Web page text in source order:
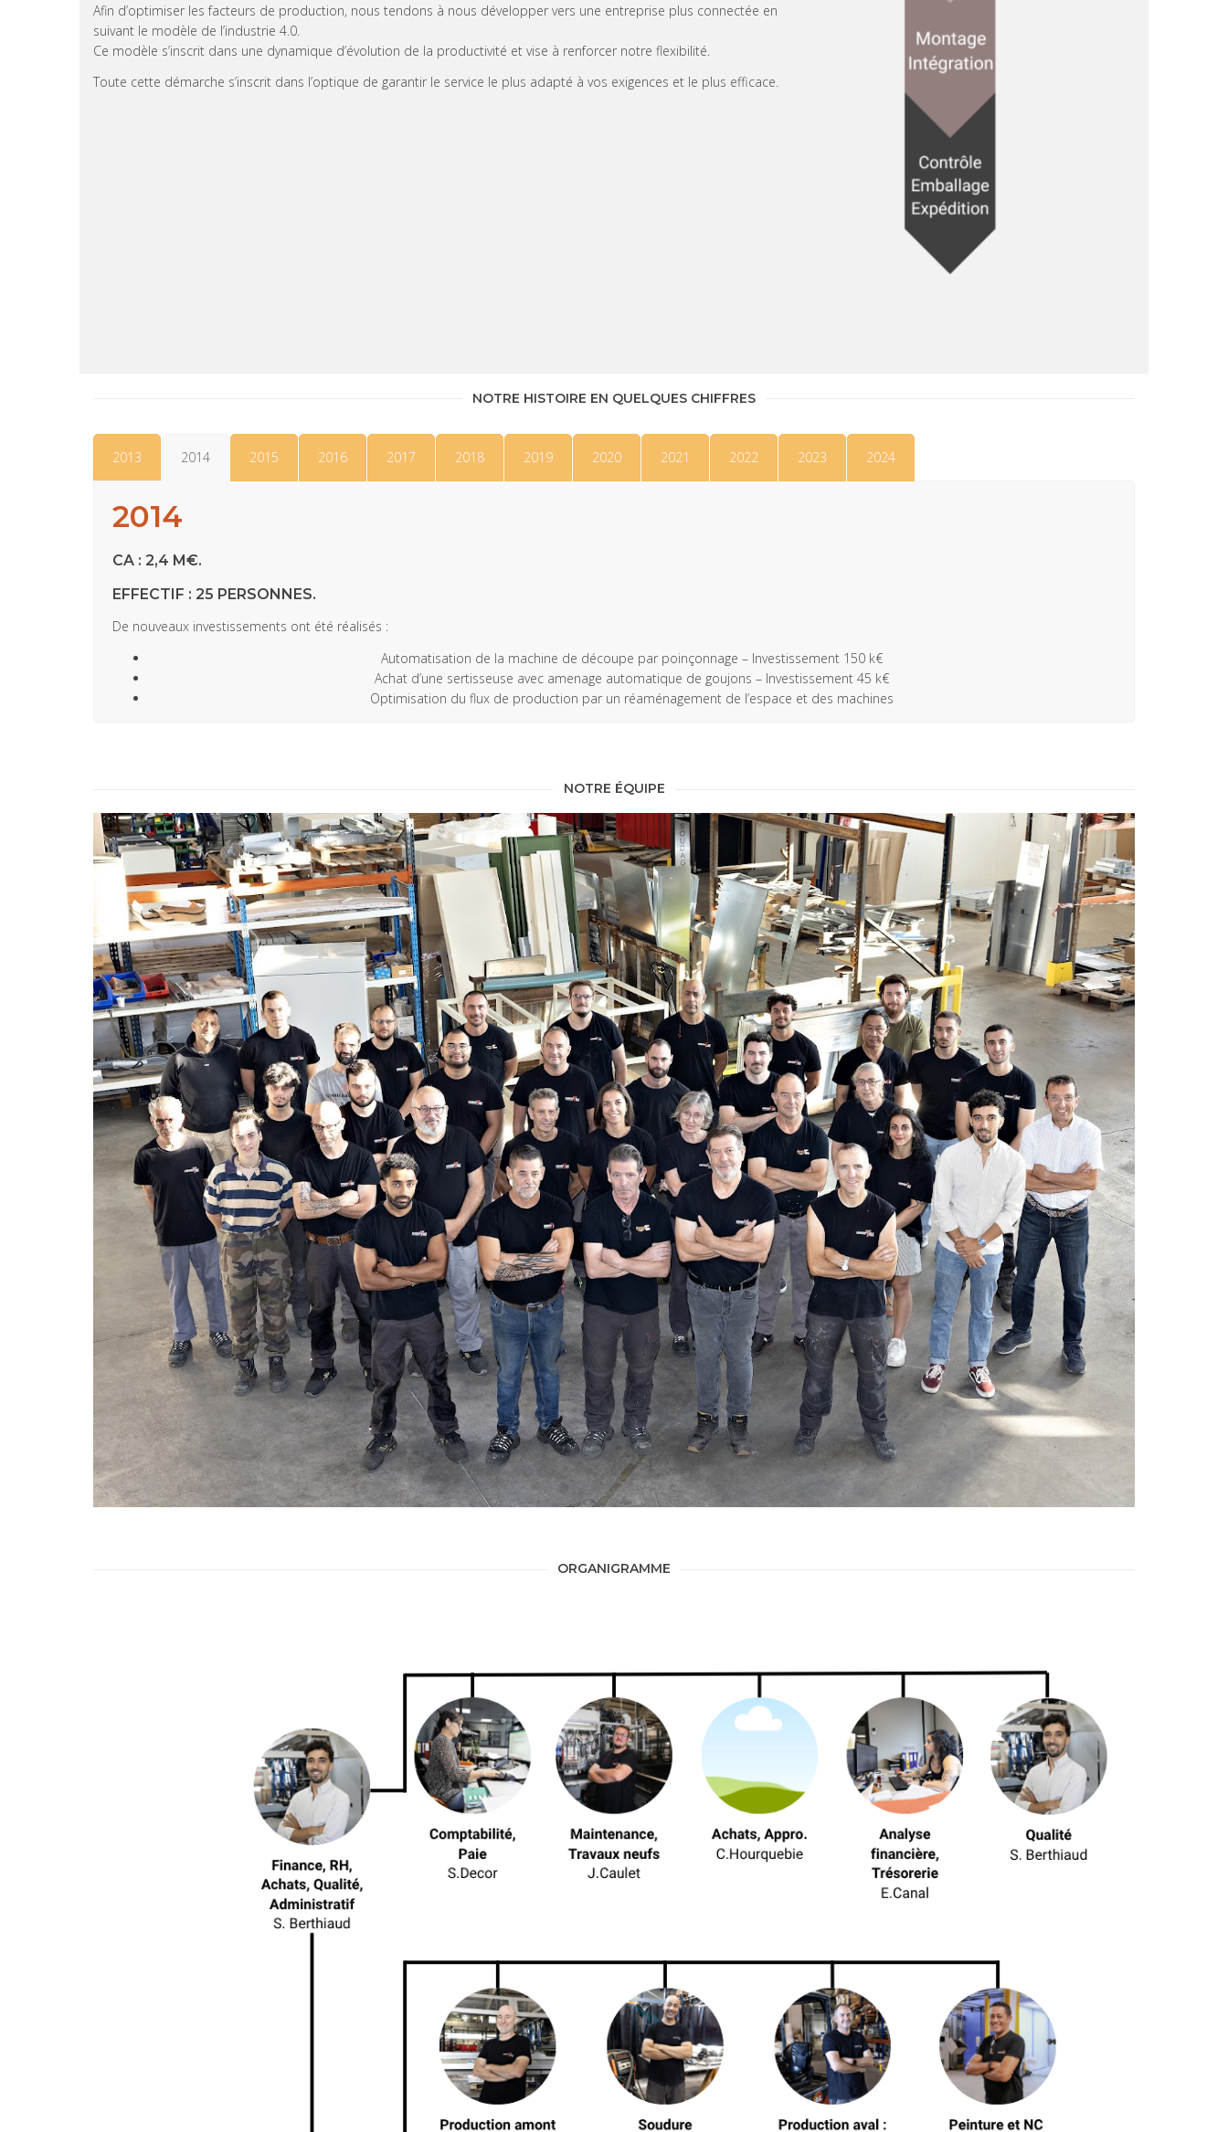
Afin d’optimiser les facteurs de production, nous tendons à nous développer vers une entreprise plus connectée en
suivant le modèle de l’industrie 4.0.
Ce modèle s’inscrit dans une dynamique d’évolution de la productivité et vise à renforcer notre flexibilité.
Toute cette démarche s’inscrit dans l’optique de garantir le service le plus adapté à vos exigences et le plus efficace.
NOTRE HISTOIRE EN QUELQUES CHIFFRES
2013 2014 2015 2016 2017 2018 2019 2020 2021 2022 2023 2024
2014
CA : 2,4 M€.
EFFECTIF : 25 PERSONNES.
De nouveaux investissements ont été réalisés :
Automatisation de la machine de découpe par poinçonnage – Investissement 150 k€
Achat d’une sertisseuse avec amenage automatique de goujons – Investissement 45 k€
Optimisation du flux de production par un réaménagement de l’espace et des machines
NOTRE ÉQUIPE
ORGANIGRAMME